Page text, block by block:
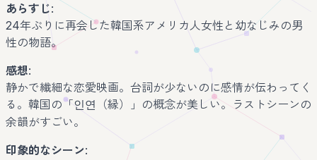
あらすじ:
24年ぶりに再会した韓国系アメリカ人女性と幼なじみの男
性の物語。
感想:
静かで繊細な恋愛映画。台詞が少ないのに感情が伝わってく
る。韓国の「인연（縁）」の概念が美しい。ラストシーンの
余韻がすごい。
印象的なシーン: